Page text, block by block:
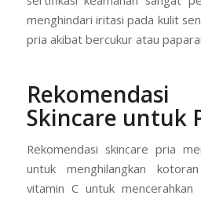
menghindari iritasi pada kulit
pria akibat bercukur atau
Skincare untuk
Rekomendasi skincare pria
untuk menghilangkan
vitamin C untuk